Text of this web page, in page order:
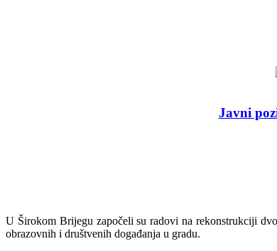
Javni
U Širokom Brijegu započeli su radovi na rekonstrukciji
obrazovnih i društvenih događanja u gradu.